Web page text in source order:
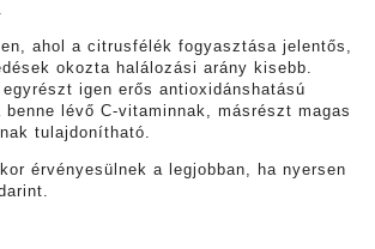
ahol a citrusfélék fogyasztása jelentős,
okozta halálozási arány kisebb.
igen erős antioxidánshatású
lévő C-vitaminnak, másrészt magas
tulajdonítható.
érvényesülnek a legjobban, ha nyersen